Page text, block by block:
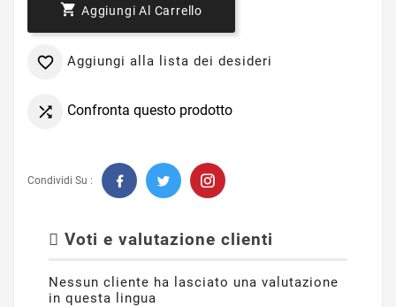
 Aggiungi Al Carrello
 Aggiungi alla lista dei desideri
 Confronta questo prodotto
Condividi Su :
Voti e valutazione clienti
Nessun cliente ha lasciato una valutazione
in questa lingua